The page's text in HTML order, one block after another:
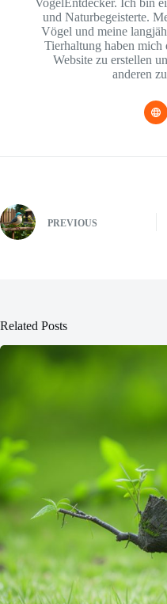
VogelEntdecker. Ich bin
und Naturbegeisterte.
Vögel und meine
Tierhaltung haben mich
Website zu erstellen
anderen
PREVIOUS
Related Posts